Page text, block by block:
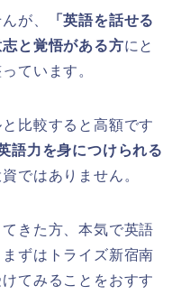
が、
「英語を話せる
と覚悟がある方にと
ています。
比較すると高額です
語力を身につけられる
ではありません。
きた方、本気で英語
ずはトライズ新宿南
てみることをおすす